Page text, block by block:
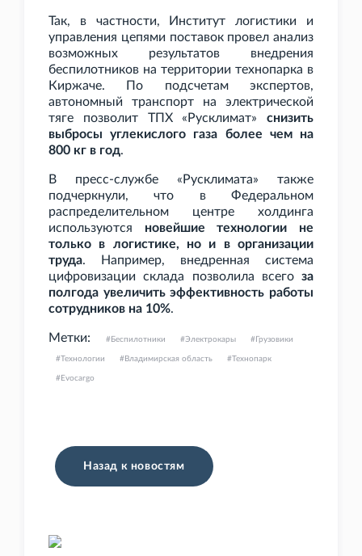
Так, в частности, Институт логистики и
управления цепями поставок провел анализ
возможных результатов внедрения
беспилотников на территории технопарка в
Киржаче. По подсчетам экспертов,
автономный транспорт на электрической
тяге позволит ТПХ «Русклимат» снизить
выбросы углекислого газа более чем на
800 кг в год.
В пресс-службе «Русклимата» также
подчеркнули, что в Федеральном
распределительном центре холдинга
используются новейшие технологии не
только в логистике, но и в организации
труда. Например, внедренная система
цифровизации склада позволила всего за
полгода увеличить эффективность работы
сотрудников на 10%.
Метки: Беспилотники Электрокары Грузовики
Технологии Владимирская область Технопарк
Evocargo
Назад к новостям